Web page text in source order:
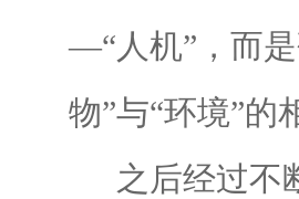
—“人机”，而
物”与“环境”
之后经过不